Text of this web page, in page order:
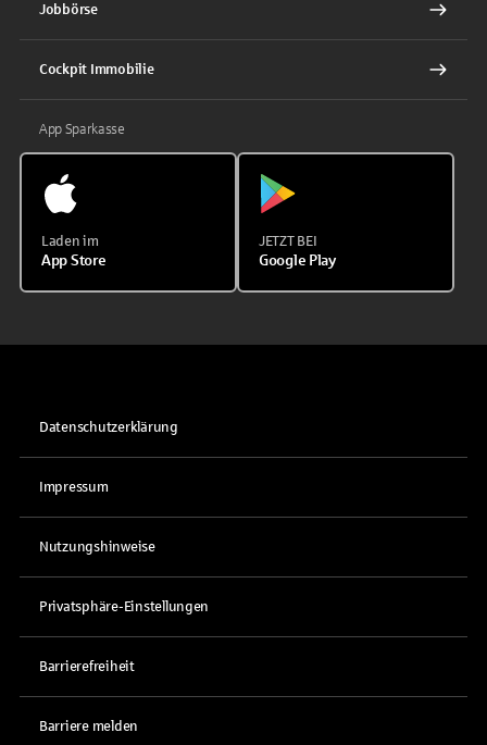
Jobbörse
Cockpit Immobilie
App Sparkasse
Laden im
App Store
JETZT BEI
Google Play
Datenschutzerklärung
Impressum
Nutzungshinweise
Privatsphäre-Einstellungen
Barrierefreiheit
Barriere melden